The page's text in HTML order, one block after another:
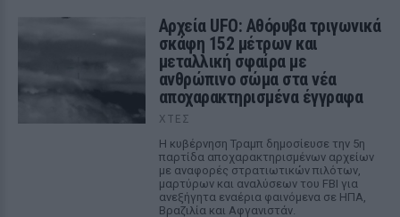
Αρχεία UFO: Αθόρυβα τριγωνικά
σκάφη 152 μέτρων και
μεταλλική σφαίρα με
ανθρώπινο σώμα στα νέα
αποχαρακτηρισμένα έγγραφα
ΧΤΕΣ
Η κυβέρνηση Τραμπ δημοσίευσε την 5η
παρτίδα αποχαρακτηρισμένων αρχείων
με αναφορές στρατιωτικών πιλότων,
μαρτύρων και αναλύσεων του FBI για
ανεξήγητα εναέρια φαινόμενα σε ΗΠΑ,
Βραζιλία και Αφγανιστάν.